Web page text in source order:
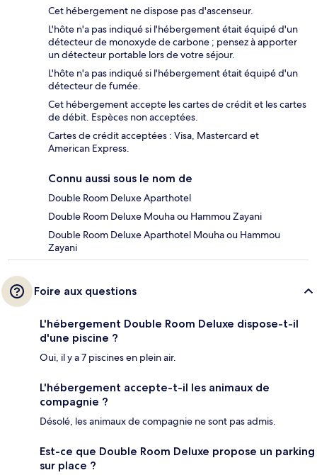
Cet hébergement ne dispose pas d'ascenseur.
L'hôte n'a pas indiqué si l'hébergement était équipé d'un
détecteur de monoxyde de carbone ; pensez à apporter
un détecteur portable lors de votre séjour.
L'hôte n'a pas indiqué si l'hébergement était équipé d'un
détecteur de fumée.
Cet hébergement accepte les cartes de crédit et les cartes
de débit. Espèces non acceptées.
Cartes de crédit acceptées : Visa, Mastercard et
American Express.
Connu aussi sous le nom de
Double Room Deluxe Aparthotel
Double Room Deluxe Mouha ou Hammou Zayani
Double Room Deluxe Aparthotel Mouha ou Hammou
Zayani
Foire aux questions
L'hébergement Double Room Deluxe dispose-t-il
d'une piscine ?
Oui, il y a 7 piscines en plein air.
L'hébergement accepte-t-il les animaux de
compagnie ?
Désolé, les animaux de compagnie ne sont pas admis.
Est-ce que Double Room Deluxe propose un parking
sur place ?